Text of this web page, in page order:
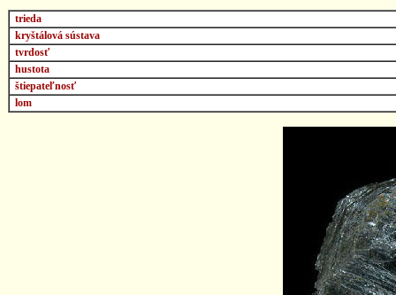
trieda
kryštálová sústava
tvrdosť
hustota
štiepateľnosť
lom